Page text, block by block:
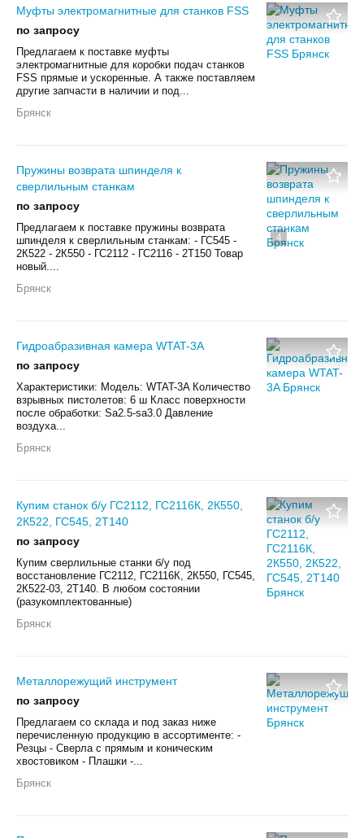
Муфты электромагнитные для станков FSS
по запросу
Предлагаем к поставке муфты
электромагнитные для коробки подач станков
FSS прямые и ускоренные. А также поставляем
другие запчасти в наличии и под...
Брянск
4
Пружины возврата шпинделя к
сверлильным станкам
по запросу
Предлагаем к поставке пружины возврата
шпинделя к сверлильным станкам: - ГС545 -
2К522 - 2К550 - ГС2112 - ГС2116 - 2Т150 Товар
новый....
Брянск
Гидроабразивная камера WTAT-3A
по запросу
Характеристики: Модель: WTAT-3A Количество
взрывных пистолетов: 6 ш Класс поверхности
после обработки: Sa2.5-sa3.0 Давление
воздуха...
Брянск
Купим станок б/у ГС2112, ГС2116К, 2К550,
2К522, ГС545, 2Т140
по запросу
Купим сверлильные станки б/у под
восстановление ГС2112, ГС2116К, 2К550, ГС545,
2К522-03, 2Т140. В любом состоянии
(разукомплектованные)
Брянск
Металлорежущий инструмент
по запросу
Предлагаем со склада и под заказ ниже
перечисленную продукцию в ассортименте: -
Резцы - Сверла с прямым и коническим
хвостовиком - Плашки -...
Брянск